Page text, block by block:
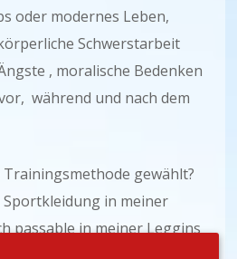
oder modernes Leben,
Schwerstarbeit
, moralische Bedenken
während und nach dem
gewählt?
Sportkleidung in meiner
passable in meiner Leggins
aktuell und